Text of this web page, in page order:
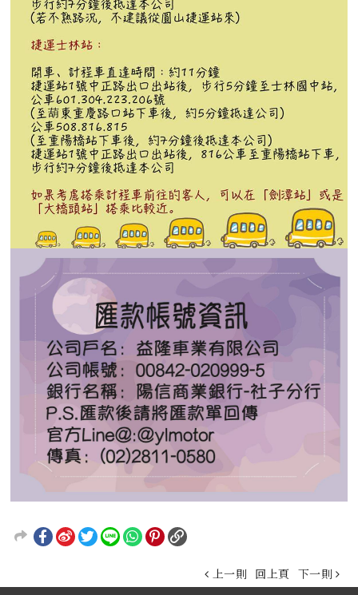
上一則 回上頁 下一則